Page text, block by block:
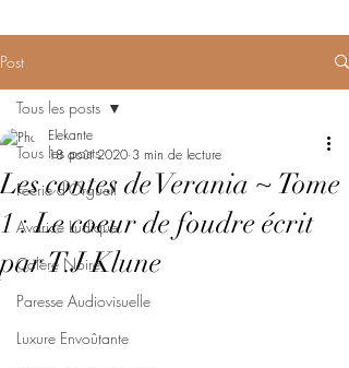
Post
Tous les posts
Féerie d'Orgueil
Avarice Ludique
Colère Noire
Paresse Audiovisuelle
Luxure Envoûtante
Tous les posts
Les contes de Verania ~ Tome
1 : Le coeur de foudre écrit
par T.J Klune
Elekante
18 août 2020 3 min de lecture